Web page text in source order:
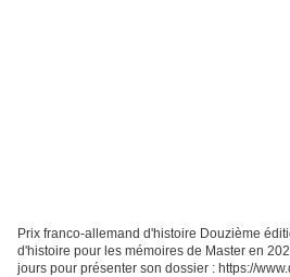
Prix franco-allemand d'histoire Douzième
d'histoire pour les mémoires de Master en
jours pour présenter son dossier : https://